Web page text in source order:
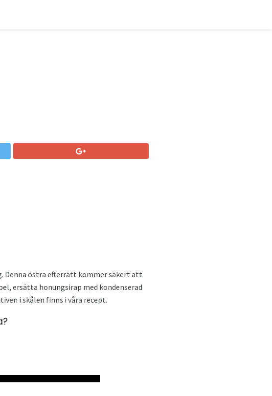
Denna östra efterrätt kommer säkert att
ersätta honungsirap med kondenserad
i skålen finns i våra recept.